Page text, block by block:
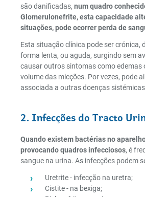
são danificadas, num quadro
Glomerulonefrite, esta capacidade
situações, pode ocorrer perda de
Esta situação clínica pode ser crónica,
forma lenta, ou aguda, surgindo sem
causar outros sintomas como edemas
volume das micções. Por vezes, pode
associada a outras doenças
2. Infecções do Tracto
Quando existem bactérias no
provocando quadros infecciosos, é
sangue na urina. As infecções podem
Uretrite - infecção na uretra;
Cistite - na bexiga;